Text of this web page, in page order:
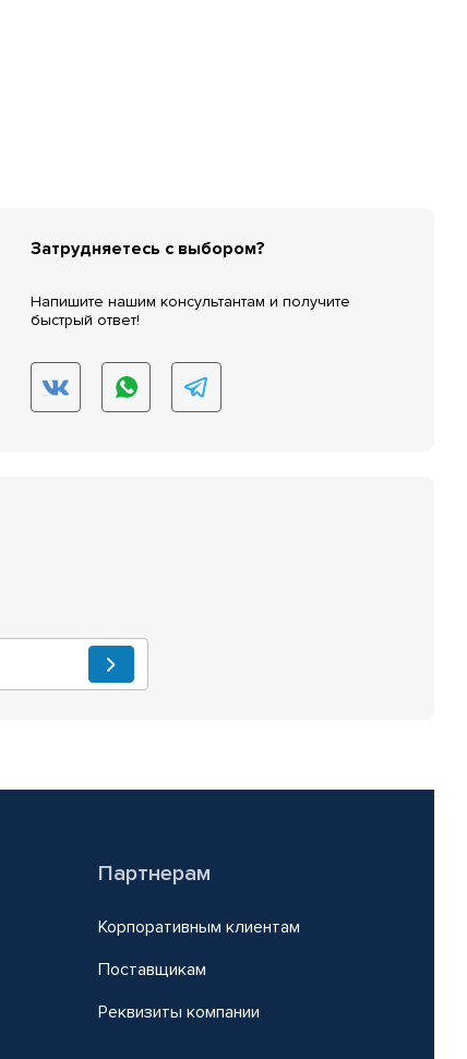
Затрудняетесь с выбором?
Напишите нашим консультантам и получите
быстрый ответ!
Партнерам
Корпоративным клиентам
Поставщикам
Реквизиты компании